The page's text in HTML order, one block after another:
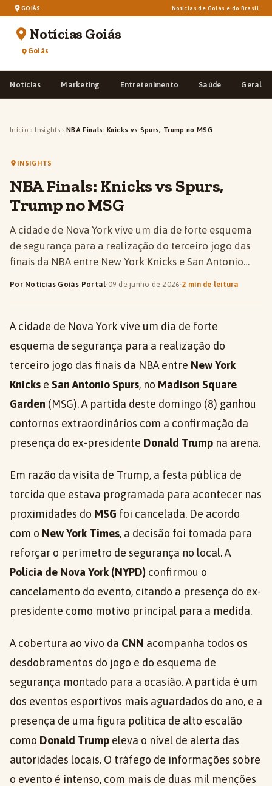
GOIÁS Notícias de Goiás e do Brasil
Notícias Goiás
Goiás
Notícias Marketing Entretenimento Saúde Geral
Início › Insights › NBA Finals: Knicks vs Spurs, Trump no MSG
INSIGHTS
NBA Finals: Knicks vs Spurs,
Trump no MSG
A cidade de Nova York vive um dia de forte esquema
de segurança para a realização do terceiro jogo das
finais da NBA entre New York Knicks e San Antonio…
Por Notícias Goiás Portal· 09 de junho de 2026·2 min de leitura
A cidade de Nova York vive um dia de forte
esquema de segurança para a realização do
terceiro jogo das finais da NBA entre New York
Knicks e San Antonio Spurs, no Madison Square
Garden (MSG). A partida deste domingo (8) ganhou
contornos extraordinários com a confirmação da
presença do ex-presidente Donald Trump na arena.
Em razão da visita de Trump, a festa pública de
torcida que estava programada para acontecer nas
proximidades do MSG foi cancelada. De acordo
com o New York Times, a decisão foi tomada para
reforçar o perímetro de segurança no local. A
Polícia de Nova York (NYPD) confirmou o
cancelamento do evento, citando a presença do ex-
presidente como motivo principal para a medida.
A cobertura ao vivo da CNN acompanha todos os
desdobramentos do jogo e do esquema de
segurança montado para a ocasião. A partida é um
dos eventos esportivos mais aguardados do ano, e a
presença de uma figura política de alto escalão
como Donald Trump eleva o nível de alerta das
autoridades locais. O tráfego de informações sobre
o evento é intenso, com mais de duas mil menções